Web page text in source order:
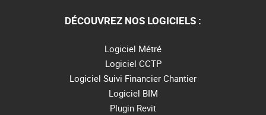
DÉCOUVREZ NOS LOGICIELS :
Logiciel Métré
Logiciel CCTP
Logiciel Suivi Financier Chantier
Logiciel BIM
Plugin Revit